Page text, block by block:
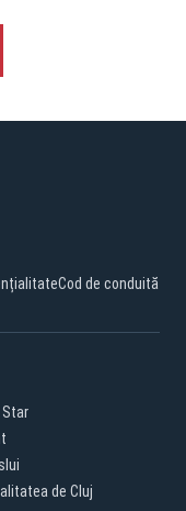
Cod de conduită
de Cluj